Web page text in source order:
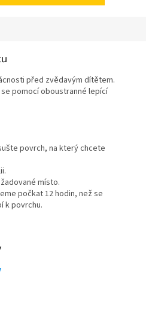
před zvědavým dítětem.
pomocí oboustranné lepící
povrch, na který chcete
místo.
počkat 12 hodin, než se
k povrchu.